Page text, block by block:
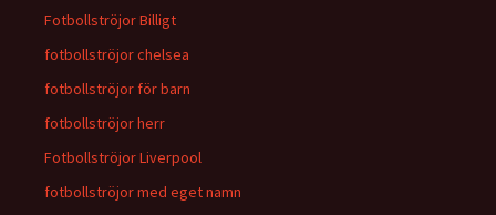
Fotbollströjor Billigt
fotbollströjor chelsea
fotbollströjor för barn
fotbollströjor herr
Fotbollströjor Liverpool
fotbollströjor med eget namn